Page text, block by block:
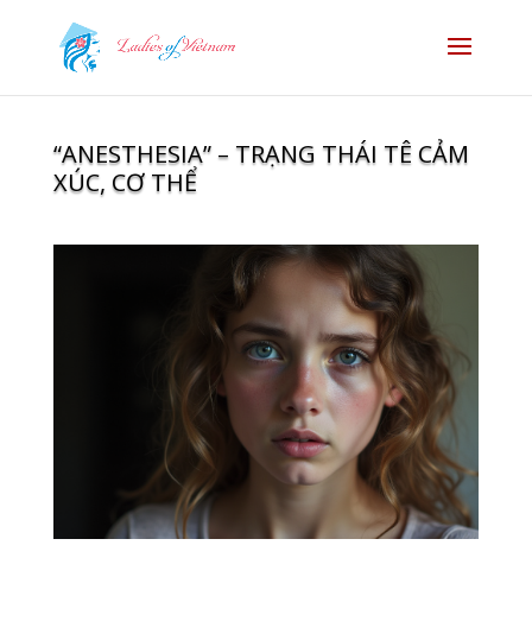
“ANESTHESIA” – TRẠNG THÁI TÊ CẢM
XÚC, CƠ THỂ